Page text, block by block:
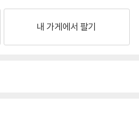
내 가게에서 팔기